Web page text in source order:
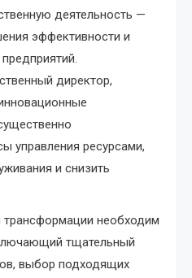
деятельность —
эффективности и
директор,
управления ресурсами,
и снизить
необходим
тщательный
выбор подходящих